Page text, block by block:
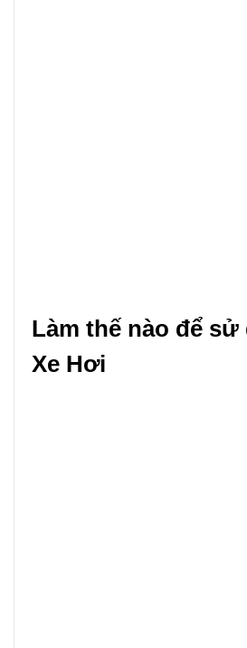
Làm thế nào để
Xe Hơi